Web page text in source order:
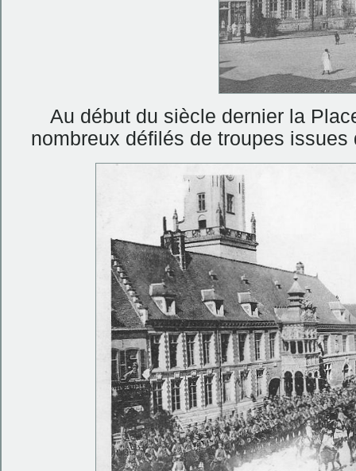
Au début du siècle dernier la
nombreux défilés de troupes